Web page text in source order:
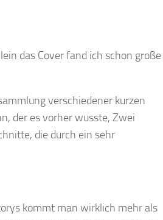
das Cover fand ich schon große
verschiedener kurzen
der es vorher wusste, Zwei
die durch ein sehr
kommt man wirklich mehr als